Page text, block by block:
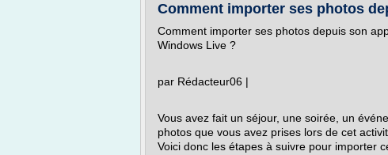
Comment importer ses photos
Comment importer ses photos depuis son
Windows Live ?
par Rédacteur06 |
Vous avez fait un séjour, une soirée, un
photos que vous avez prises lors de cet
Voici donc les étapes à suivre pour importer